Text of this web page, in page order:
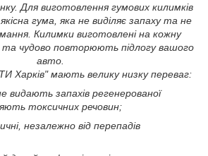
Для виготовлення гумових килимків
гума, яка не виділяє запаху та не
Килимки виготовлені на кожну
та чудово повторюють підлогу вашого
авто.
Харків" мають велику низку переваг:
видають запахів регенерованої
токсичних речовин;
незалежно від перепадів